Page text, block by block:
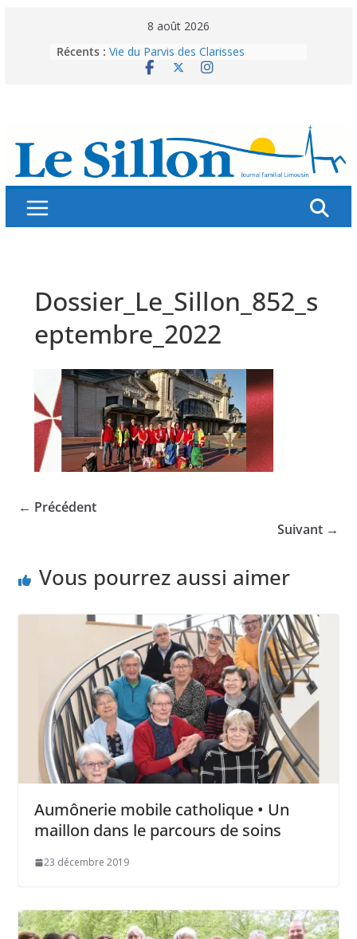
8 août 2026
Récents : Vie du Parvis des Clarisses
La brochure « Des vacances
Splendeurs murales de nos églises
Abonnez-vous ! Réabonnez-vous !
Dossier_Le_Sillon_852_s
eptembre_2022
← Précédent
Suivant →
Vous pourrez aussi aimer
Aumônerie mobile catholique • Un
maillon dans le parcours de soins
23 décembre 2019